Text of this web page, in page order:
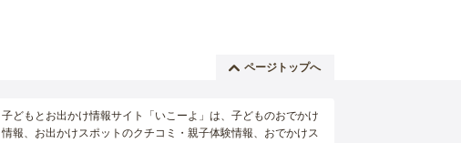
ページトップへ
子どもとお出かけ情報サイト「いこーよ」は、子どものおでかけ
情報、お出かけスポットのクチコミ・親子体験情報、おでかけス